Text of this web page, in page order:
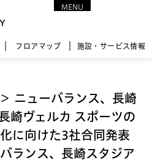
フロア マップ 施設・サービス情報
MENU
ニューバランス、長崎
崎ヴェルカ スポーツの
に向けた3社合同発表
ランス、長崎スタジア